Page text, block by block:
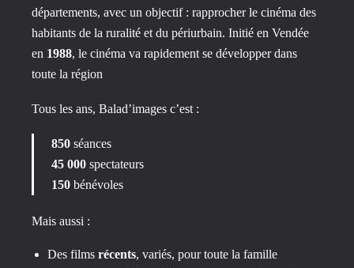
départements, avec un objectif : rapprocher le cinéma des
habitants de la ruralité et du périurbain. Initié en Vendée
en 1988, le cinéma va rapidement se développer dans
toute la région
Tous les ans, Balad’images c’est :
850 séances
45 000 spectateurs
150 bénévoles
Mais aussi :
Des films récents, variés, pour toute la famille